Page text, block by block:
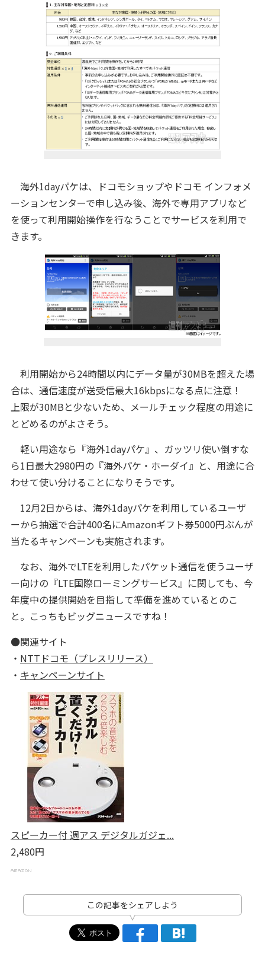
海外1dayパケは、ドコモショップやドコモ インフォメ
ーションセンターで申し込み後、海外で専用アプリなど
を使って利用開始操作を行なうことでサービスを利用で
きます。
利用開始から24時間以内にデータ量が30MBを超えた場
合は、通信速度が送受信最大16kbpsになる点に注意！
上限が30MBと少ないため、メールチェック程度の用途に
とどめるのがよさそう。
軽い用途なら『海外1dayパケ』、ガッツリ使い倒すな
ら1日最大2980円の『海外パケ・ホーダイ』と、用途に合
わせて使い分けることになりそうです。
12月2日からは、海外1dayパケを利用しているユーザ
ーから抽選で合計400名にAmazonギフト券5000円ぶんが
当たるキャンペーンも実施されます。
なお、海外でLTEを利用したパケット通信を使うユーザ
ー向けの『LTE国際ローミングサービス』に関しても、今
年度中の提供開始を目指して準備を進めているとのこ
と。こっちもビッグニュースですね！
●関連サイト
・ NTTドコモ（プレスリリース）
・ キャンペーンサイト
スピーカー付 週アス デジタルガジェ...
2,480円
この記事をシェアしよう